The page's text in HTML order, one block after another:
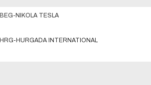
BEG-NIKOLA TESLA
HRG-HURGADA INTERNATIONAL